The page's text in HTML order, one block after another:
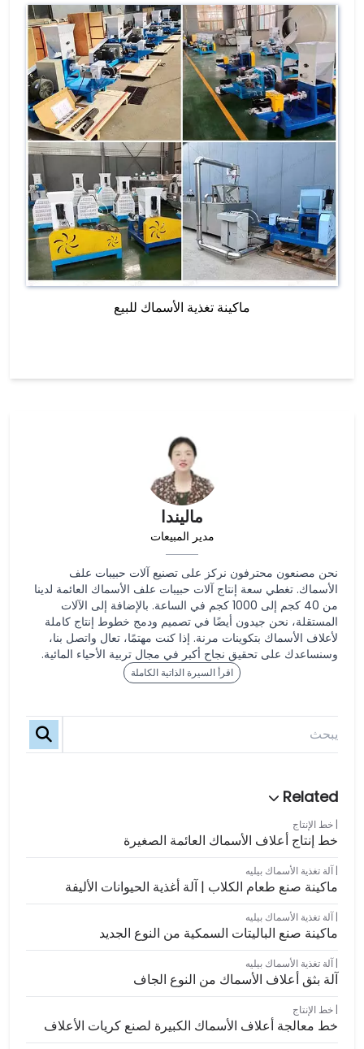
ماليندا
مدير المبيعات
نحن مصنعون محترفون نركز على تصنيع آلات حبيبات علف
الأسماك. تغطي سعة إنتاج آلات حبيبات علف الأسماك العائمة لدينا
من 40 كجم إلى 1000 كجم في الساعة. بالإضافة إلى الآلات
المستقلة، نحن جيدون أيضًا في تصميم ودمج خطوط إنتاج كاملة
لأعلاف الأسماك بتكوينات مرنة. إذا كنت مهتمًا، تعال واتصل بنا،
وسنساعدك على تحقيق نجاح أكبر في مجال تربية الأحياء المائية.
اقرأ السيرة الذاتية الكاملة
خط الإنتاج
خط إنتاج أعلاف الأسماك العائمة الصغيرة
آلة تغذية الأسماك بيليه
ماكينة صنع طعام الكلاب | آلة أغذية الحيوانات الأليفة
آلة تغذية الأسماك بيليه
ماكينة صنع الباليتات السمكية من النوع الجديد
آلة تغذية الأسماك بيليه
آلة بثق أعلاف الأسماك من النوع الجاف
خط الإنتاج
خط معالجة أعلاف الأسماك الكبيرة لصنع كريات الأعلاف
ماكينة تغذية الأسماك للبيع